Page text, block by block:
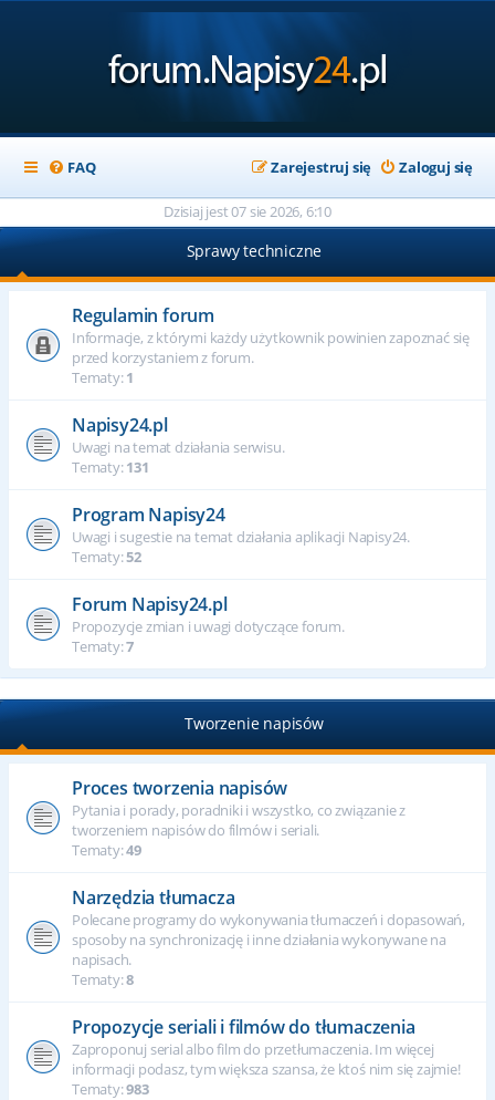
FAQ Zaloguj się
Zarejestruj się
Dzisiaj jest 07 sie 2026, 6:10
Sprawy techniczne
Regulamin forum
Informacje, z którymi każdy użytkownik powinien zapoznać się
przed korzystaniem z forum.
Tematy:1
Napisy24.pl
Uwagi na temat działania serwisu.
Tematy:131
Program Napisy24
Uwagi i sugestie na temat działania aplikacji Napisy24.
Tematy:52
Forum Napisy24.pl
Propozycje zmian i uwagi dotyczące forum.
Tematy:7
Tworzenie napisów
Proces tworzenia napisów
Pytania i porady, poradniki i wszystko, co związanie z
tworzeniem napisów do filmów i seriali.
Tematy:49
Narzędzia tłumacza
Polecane programy do wykonywania tłumaczeń i dopasowań,
sposoby na synchronizację i inne działania wykonywane na
napisach.
Tematy:8
Propozycje seriali i filmów do tłumaczenia
Zaproponuj serial albo film do przetłumaczenia. Im więcej
informacji podasz, tym większa szansa, że ktoś nim się zajmie!
Tematy:983